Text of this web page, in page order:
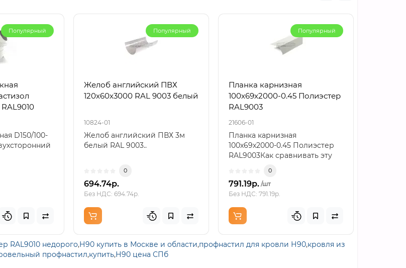
Популярный
D150/100-
Популярный
Желоб английский ПВХ
120х60х3000 RAL 9003 белый
10824-01
Желоб английский ПВХ 3м
белый RAL 9003..
0
694.74р.
Без НДС: 694.74р.
Популярный
Планка карнизная
100х69х2000-0.45 Полиэстер
RAL9003
21606-01
Планка карнизная
100х69х2000-0.45 Полиэстер
RAL9003Как сравнивать эту
0
791.19р. /шт
Без НДС: 791.19р.
RAL9010 недорого,Н90 купить в Москве и области,профнастил для кровли Н90,кровля из
профнастил,купить,Н90 цена СПб